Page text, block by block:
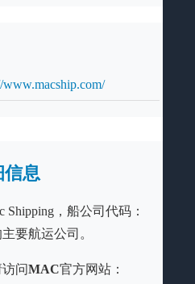
www.macship.com/
息
Shipping，船公司代码：
要航运公司。
问MAC官方网站：